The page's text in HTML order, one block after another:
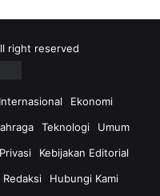
right reserved
Internasional
Ekonomi
Teknologi
Umum
Kebijakan Editorial
Redaksi Hubungi Kami